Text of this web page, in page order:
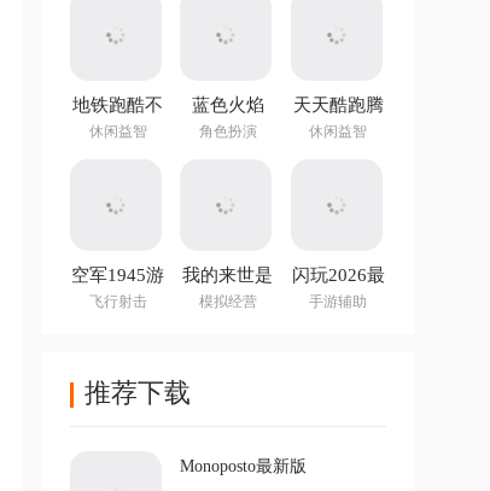
地铁跑酷不
用实名认证
休闲益智
蓝色火焰
(Blue Fire)
角色扮演
天天酷跑腾
讯游戏
休闲益智
空军1945游
戏手机版
飞行射击
我的来世是
个包裹最新
模拟经营
闪玩2026最
新版本
手游辅助
推荐下载
Monoposto最新版